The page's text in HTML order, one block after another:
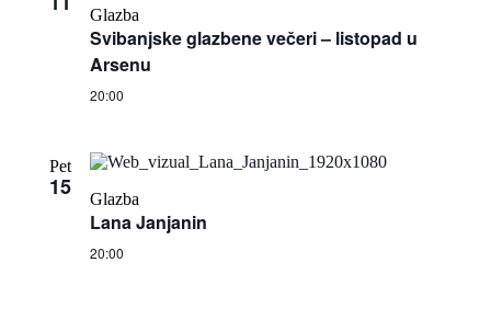
Glazba
Svibanjske glazbene večeri – listopad u
Arsenu
20:00
Pet
15 Glazba
Lana Janjanin
20:00